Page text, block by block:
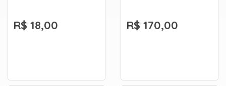
R$ 18,00 R$ 170,00